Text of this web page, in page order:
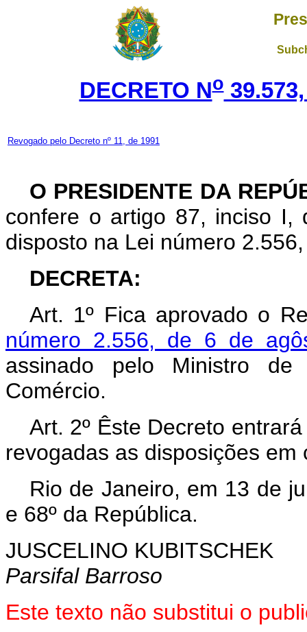
DECRETO No39.573,
Revogado pelo Decreto nº 11, de 1991
O PRESIDENTE DA
confere o artigo 87, inciso I,
disposto na Lei número
DECRETA:
Art. 1º Fica aprovado o
número 2.556, de 6 de
assinado pelo Ministro
Comércio.
Art. 2º Êste Decreto
revogadas as disposições em
Rio de Janeiro, em 13 de
e 68º da República.
JUSCELINO KUBITSCHEK
Parsifal Barroso
Este texto não substitui o